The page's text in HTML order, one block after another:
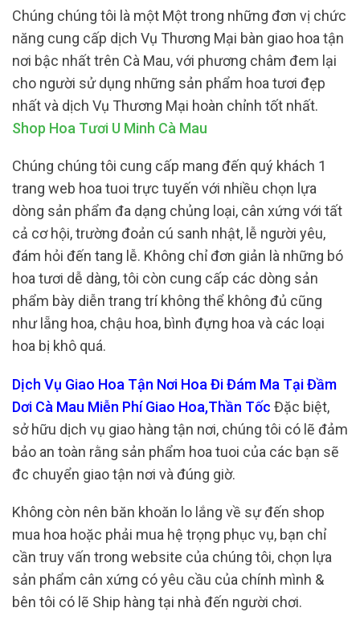
Chúng chúng tôi là một Một trong những đơn vị chức
năng cung cấp dịch Vụ Thương Mại bàn giao hoa tận
nơi bậc nhất trên Cà Mau, với phương châm đem lại
cho người sử dụng những sản phẩm hoa tươi đẹp
nhất và dịch Vụ Thương Mại hoàn chỉnh tốt nhất.
Shop Hoa Tươi U Minh Cà Mau
Chúng chúng tôi cung cấp mang đến quý khách 1
trang web hoa tuoi trực tuyến với nhiều chọn lựa
dòng sản phẩm đa dạng chủng loại, cân xứng với tất
cả cơ hội, trường đoản cú sanh nhật, lễ người yêu,
đám hỏi đến tang lễ. Không chỉ đơn giản là những bó
hoa tươi dễ dàng, tôi còn cung cấp các dòng sản
phẩm bày diễn trang trí không thể không đủ cũng
như lẵng hoa, chậu hoa, bình đựng hoa và các loại
hoa bị khô quá.
Dịch Vụ Giao Hoa Tận Nơi Hoa Đi Đám Ma Tại Đầm
Dơi Cà Mau Miễn Phí Giao Hoa,Thần Tốc Đặc biệt,
sở hữu dịch vụ giao hàng tận nơi, chúng tôi có lẽ đảm
bảo an toàn rằng sản phẩm hoa tuoi của các bạn sẽ
đc chuyển giao tận nơi và đúng giờ.
Không còn nên băn khoăn lo lắng về sự đến shop
mua hoa hoặc phải mua hệ trọng phục vụ, bạn chỉ
cần truy vấn trong website của chúng tôi, chọn lựa
sản phẩm cân xứng có yêu cầu của chính mình &
bên tôi có lẽ Ship hàng tại nhà đến người chơi.